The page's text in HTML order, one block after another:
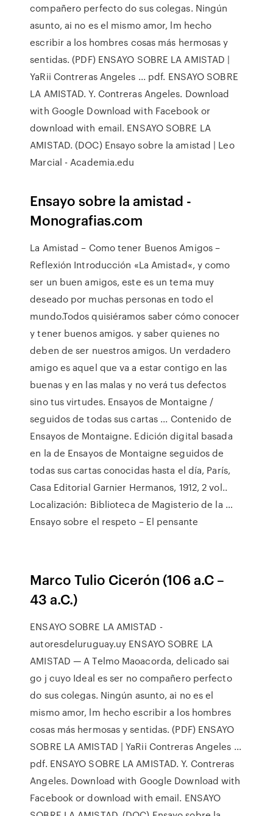
compañero perfecto do sus colegas. Ningún
asunto, ai no es el mismo amor, lm hecho
escribir a los hombres cosas más hermosas y
sentidas. (PDF) ENSAYO SOBRE LA AMISTAD |
YaRii Contreras Angeles ... pdf. ENSAYO SOBRE
LA AMISTAD. Y. Contreras Angeles. Download
with Google Download with Facebook or
download with email. ENSAYO SOBRE LA
AMISTAD. (DOC) Ensayo sobre la amistad | Leo
Marcial - Academia.edu
Ensayo sobre la amistad -
Monografias.com
La Amistad – Como tener Buenos Amigos –
Reflexión Introducción «La Amistad«, y como
ser un buen amigos, este es un tema muy
deseado por muchas personas en todo el
mundo.Todos quisiéramos saber cómo conocer
y tener buenos amigos. y saber quienes no
deben de ser nuestros amigos. Un verdadero
amigo es aquel que va a estar contigo en las
buenas y en las malas y no verá tus defectos
sino tus virtudes. Ensayos de Montaigne /
seguidos de todas sus cartas ... Contenido de
Ensayos de Montaigne. Edición digital basada
en la de Ensayos de Montaigne seguidos de
todas sus cartas conocidas hasta el día, París,
Casa Editorial Garnier Hermanos, 1912, 2 vol..
Localización: Biblioteca de Magisterio de la …
Ensayo sobre el respeto – El pensante
Marco Tulio Cicerón (106 a.C –
43 a.C.)
ENSAYO SOBRE LA AMISTAD -
autoresdeluruguay.uy ENSAYO SOBRE LA
AMISTAD — A Telmo Maoacorda, delicado sai
go j cuyo Ideal es ser no compañero perfecto
do sus colegas. Ningún asunto, ai no es el
mismo amor, lm hecho escribir a los hombres
cosas más hermosas y sentidas. (PDF) ENSAYO
SOBRE LA AMISTAD | YaRii Contreras Angeles ...
pdf. ENSAYO SOBRE LA AMISTAD. Y. Contreras
Angeles. Download with Google Download with
Facebook or download with email. ENSAYO